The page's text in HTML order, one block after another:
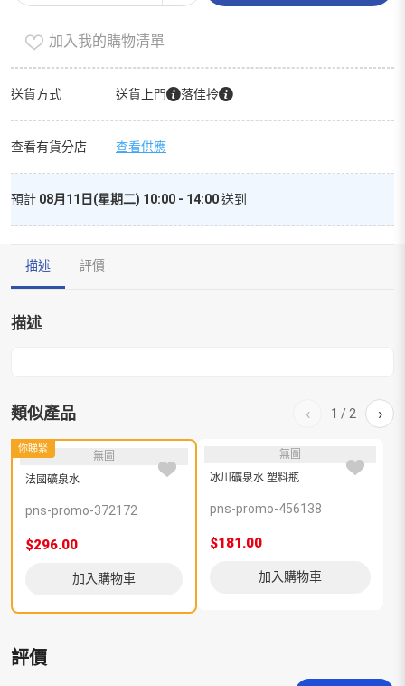
水
數
加入我的購物清單
送貨方式 送貨上門 落佳拎
查看有貨分店 查看供應
預計 08月11日(星期二) 10:00 - 14:00送到
描述 評價
描述
類似產品 ‹ 1 / 2 ›
你睇緊
無圖
法國礦泉水
pns-promo-372172
$296.00
加入購物車
無圖
冰川礦泉水 塑料瓶
pns-promo-456138
$181.00
加入購物車
評價